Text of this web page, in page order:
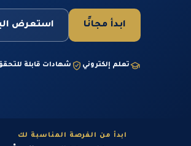
ابدأ مجانًا استعرض
تعلم إلكتروني شهادات قابلة
ابدأ من الفرصة المناسبة لك